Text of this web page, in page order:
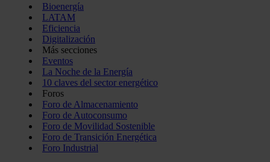
Bioenergía
LATAM
Eficiencia
Digitalización
Más secciones
Eventos
La Noche de la Energía
10 claves del sector energético
Foros
Foro de Almacenamiento
Foro de Autoconsumo
Foro de Movilidad Sostenible
Foro de Transición Energética
Foro Industrial